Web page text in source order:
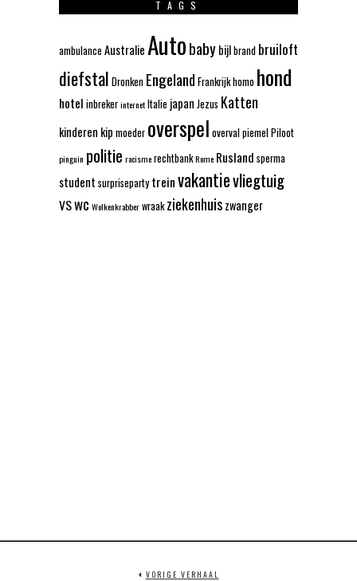
TAGS
ambulance AustralieAutobabybijlbrand bruiloft
diefstal Dronken Engeland Frankrijkhomo hond
hotel inbrekerinternetItalie japan Jezus Katten
kinderen kip moeder overspel overvalpiemelPiloot
pinguin politie racismerechtbankRome Rusland sperma
student surpriseparty treinvakantievliegtuig
VSwc Wolkenkrabberwraak ziekenhuiszwanger
VORIGE VERHAAL